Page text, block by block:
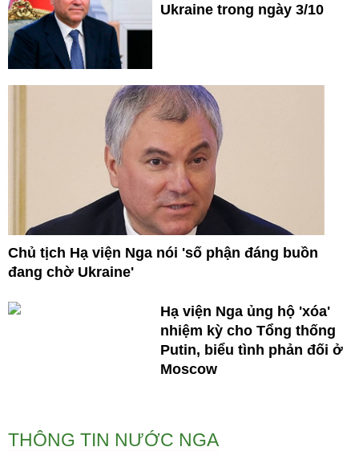
Ukraine trong ngày 3/10
Chủ tịch Hạ viện Nga nói 'số phận đáng buồn
đang chờ Ukraine'
Hạ viện Nga ủng hộ 'xóa'
nhiệm kỳ cho Tổng thống
Putin, biểu tình phản đối ở
Moscow
THÔNG TIN NƯỚC NGA